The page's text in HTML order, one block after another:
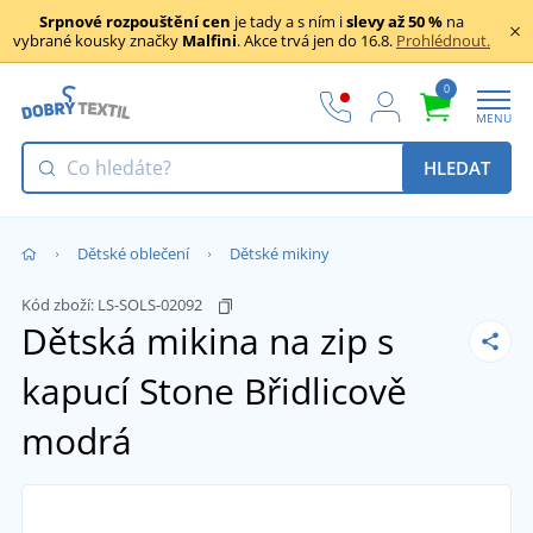
Srpnové rozpouštění cen je tady a s ním islevy až 50 % na
vybrané kousky značky Malfini. Akce trvá jen do 16.8. Prohlédnout.
0
MENU
HLEDAT
Dětské oblečení Dětské mikiny
Kód zboží: LS-SOLS-02092
Dětská mikina na zip s
kapucí Stone Břidlicově
modrá